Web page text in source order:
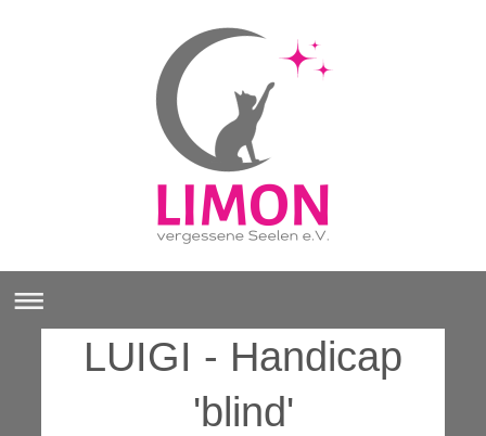
LUIGI - Handicap
'blind'